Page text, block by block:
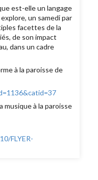
est-elle un langage
un samedi par
facettes de la
de son impact
dans un cadre
à la paroisse de
musique à la paroisse
FLYER-